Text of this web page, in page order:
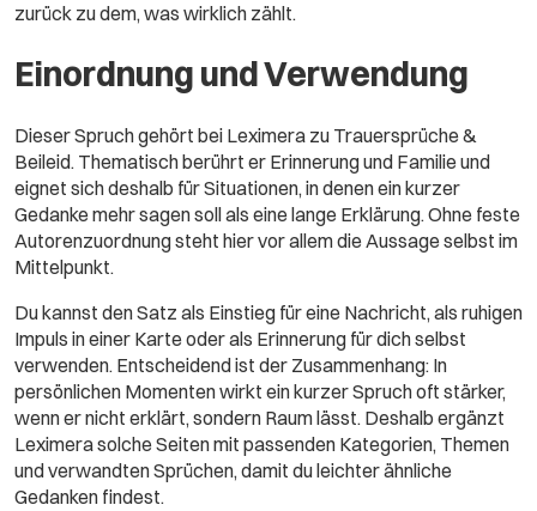
zurück zu dem, was wirklich zählt.
Einordnung und Verwendung
Dieser Spruch gehört bei Leximera zu Trauersprüche &
Beileid. Thematisch berührt er Erinnerung und Familie und
eignet sich deshalb für Situationen, in denen ein kurzer
Gedanke mehr sagen soll als eine lange Erklärung. Ohne feste
Autorenzuordnung steht hier vor allem die Aussage selbst im
Mittelpunkt.
Du kannst den Satz als Einstieg für eine Nachricht, als ruhigen
Impuls in einer Karte oder als Erinnerung für dich selbst
verwenden. Entscheidend ist der Zusammenhang: In
persönlichen Momenten wirkt ein kurzer Spruch oft stärker,
wenn er nicht erklärt, sondern Raum lässt. Deshalb ergänzt
Leximera solche Seiten mit passenden Kategorien, Themen
und verwandten Sprüchen, damit du leichter ähnliche
Gedanken findest.